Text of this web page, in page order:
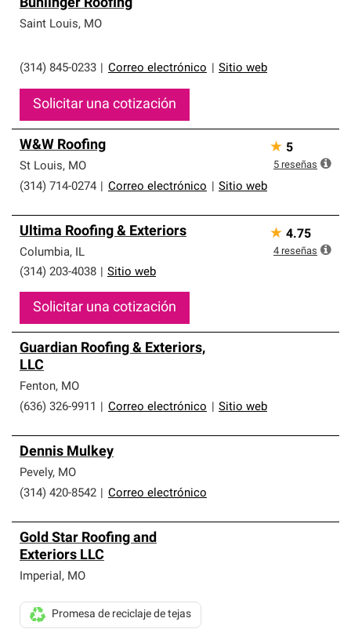
Buhlinger Roofing
Saint Louis, MO
(314) 845-0233 Correo electrónico Sitio web
Solicitar una cotización
W&W Roofing
St Louis, MO
(314) 714-0274
Correo electrónico Sitio web
★ 5
5 reseñas
Ultima Roofing & Exteriors
Columbia, IL
(314) 203-4038
Sitio web
Solicitar una cotización
★ 4.75
4 reseñas
Guardian Roofing & Exteriors,
LLC
Fenton, MO
(636) 326-9911
Correo electrónico Sitio web
Dennis Mulkey
Pevely, MO
(314) 420-8542
Correo electrónico
Gold Star Roofing and
Exteriors LLC
Imperial, MO
Promesa de reciclaje de tejas